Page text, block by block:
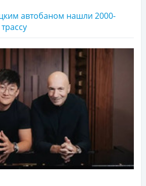
автобаном нашли 2000-